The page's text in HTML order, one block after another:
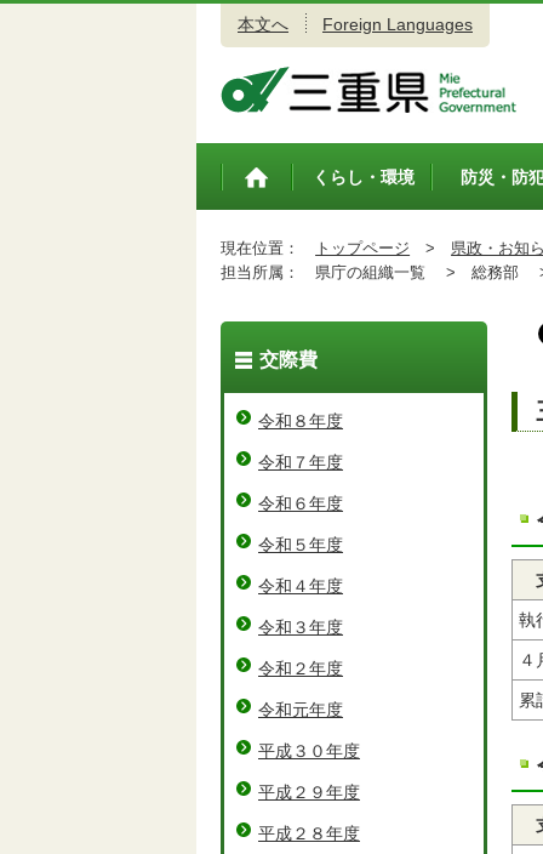
本文へ Foreign Languages
トップペ
くらし・環境 防災・防
現在位置： トップページ > 県政・お知
担当所属：
県庁の組織一覧 > 総務部
執
４
累
交際費
令和８年度
令和７年度
令和６年度
令和５年度
令和４年度
令和３年度
令和２年度
令和元年度
平成３０年度
平成２９年度
平成２８年度